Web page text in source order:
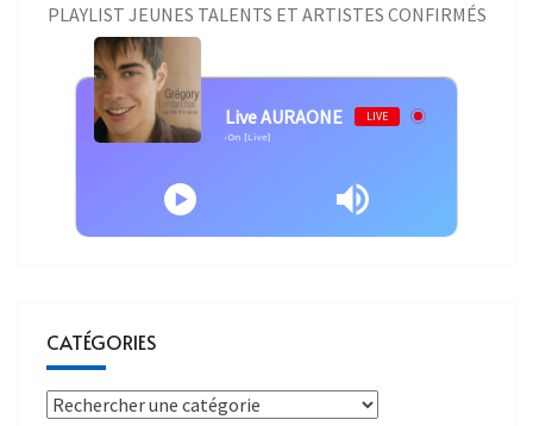
PLAYLIST JEUNES TALENTS ET ARTISTES CONFIRMÉS
Live AURAONE LIVE
- Grégory Lemarchal - The Show Must Go On [Live]
CATÉGORIES